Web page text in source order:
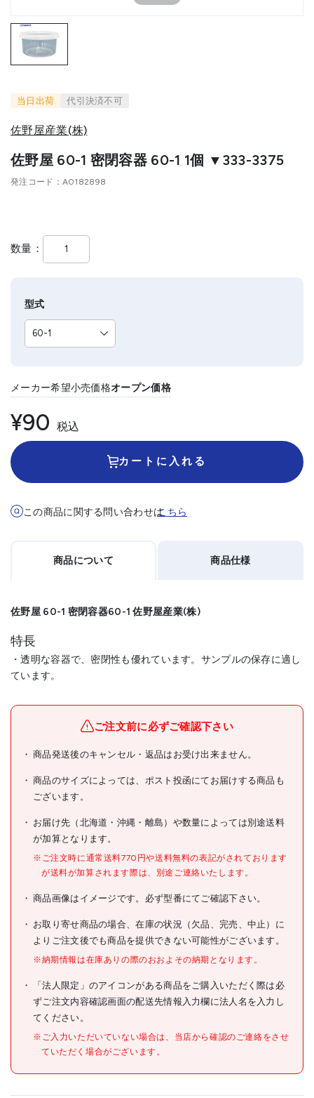
当日出荷 代引決済不可
佐野屋産業(株)
佐野屋 60-1 密閉容器 60-1 1個 ▼333-3375
発注コード A0182898
数量
型式
メーカー希望小売価格オープン価格
¥90 税込
カートに入れる
この商品に関する問い合わせはこちら
商品について
佐野屋 60-1 密閉容器60-1 佐野屋産業(株)
特長
・透明な容器で、密閉性も優れています。サンプルの保存に適し
ています。
商品仕様
ブランド名 佐野屋
商品名 佐野屋 60-1 密閉容器
型式 60-1
メーカー希望小売価格
JANコード
仕様
●色:透明(本体)、乳白色(フ
タ)
●奥行(mm):63Ф
●容量(ml):85
さ:63×35
●外径(mm):63
●耐熱温度(本体):80℃、(フ
●「RoHS」「SDS」対応品
●積み重ね可能
●色:透明(本体)、乳白色(フ
材質/仕上
●本体:ポリスチレン(PS)
原産国 日本
ご注文前に必ずご確認下さい
商品発送後のキャンセル・返品はお受け出来ません。
商品のサイズによっては、ポスト投函にてお届けする商品も
ございます。
お届け先（北海道・沖縄・離島）や数量によっては別途送料
が加算となります。
※ご注文時に通常送料770円や送料無料の表記がされております
が送料が加算されます際は、別途ご連絡いたします。
商品画像はイメージです。必ず型番にてご確認下さい。
お取り寄せ商品の場合、在庫の状況（欠品、完売、中止）に
よりご注文後でも商品を提供できない可能性がございます。
※納期情報は在庫ありの際のおおよその納期となります。
「法人限定」のアイコンがある商品をご購入いただく際は必
ずご注文内容確認画面の配送先情報入力欄に法人名を入力し
てください。
※ご入力いただいていない場合は、当店から確認のご連絡をさせ
ていただく場合がございます。